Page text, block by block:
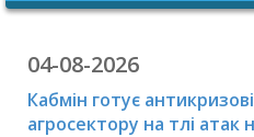
04-08-2026
Кабмін готує
агросектору на тлі